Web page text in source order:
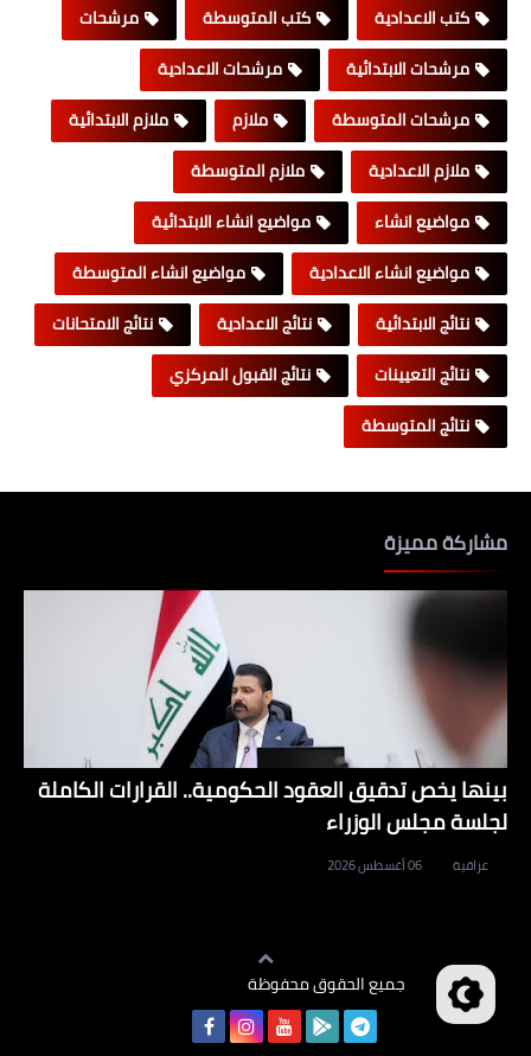
كتب الاعدادية
كتب المتوسطة
مرشحات
مرشحات الابتدائية
مرشحات الاعدادية
مرشحات المتوسطة
ملازم
ملازم الابتدائية
ملازم الاعدادية
ملازم المتوسطة
مواضيع انشاء
مواضيع انشاء الابتدائية
مواضيع انشاء الاعدادية
مواضيع انشاء المتوسطة
نتائج الابتدائية
نتائج الاعدادية
نتائج الامتحانات
نتائج التعيينات
نتائج القبول المركزي
نتائج المتوسطة
مشاركة مميزة
بينها يخص تدقيق العقود الحكومية.. القرارات الكاملة
لجلسة مجلس الوزراء
عراقية 06 أغسطس 2026
جميع الحقوق محفوظة